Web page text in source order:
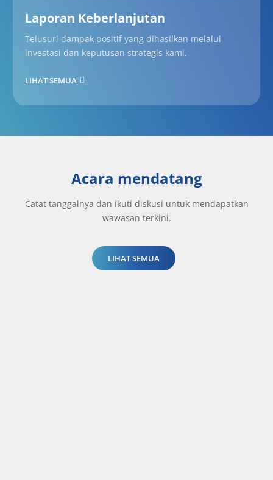
Laporan Keberlanjutan
Telusuri dampak positif yang dihasilkan melalui
investasi dan keputusan strategis kami.
LIHAT SEMUA
Acara mendatang
Catat tanggalnya dan ikuti diskusi untuk mendapatkan
wawasan terkini.
LIHAT SEMUA